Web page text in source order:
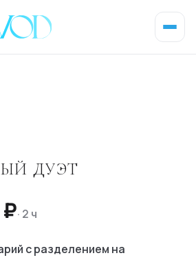
дуэт
· 2 ч
с разделением на